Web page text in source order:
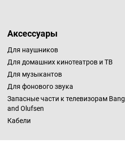
Аксессуары
Для наушников
Для домашних кинотеатров и ТВ
Для музыкантов
Для фонового звука
Запасные части к телевизорам Bang
and Olufsen
Кабели